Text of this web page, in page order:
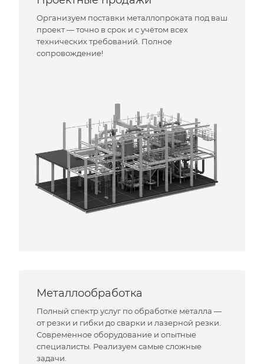
Организуем поставки металлопроката под ваш
проект — точно в срок и с учётом всех
технических требований. Полное
сопровождение!
Металлообработка
Полный спектр услуг по обработке металла —
от резки и гибки до сварки и лазерной резки.
Современное оборудование и опытные
специалисты. Реализуем самые сложные
задачи.